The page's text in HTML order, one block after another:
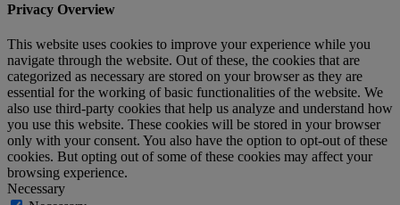
Privacy Overview
This website uses cookies to improve your experience while you
navigate through the website. Out of these, the cookies that are
categorized as necessary are stored on your browser as they are
essential for the working of basic functionalities of the website. We
also use third-party cookies that help us analyze and understand how
you use this website. These cookies will be stored in your browser
only with your consent. You also have the option to opt-out of these
cookies. But opting out of some of these cookies may affect your
browsing experience.
Necessary